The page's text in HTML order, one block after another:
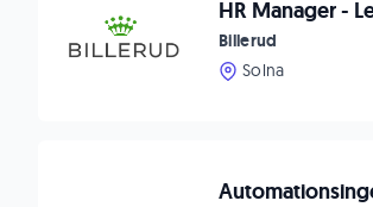
Billerud
Solna